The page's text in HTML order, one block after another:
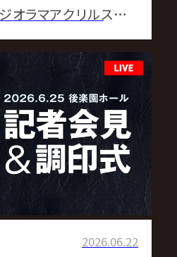
ラマアクリルスタン
2026.06.22